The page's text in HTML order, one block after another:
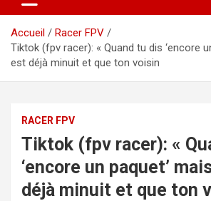
Accueil
Racer FPV
Tiktok (fpv racer): « Quand tu dis ‘encore
est déjà minuit et que ton voisin
RACER FPV
Tiktok (fpv racer): «
‘encore un paquet’
déjà minuit et que ton